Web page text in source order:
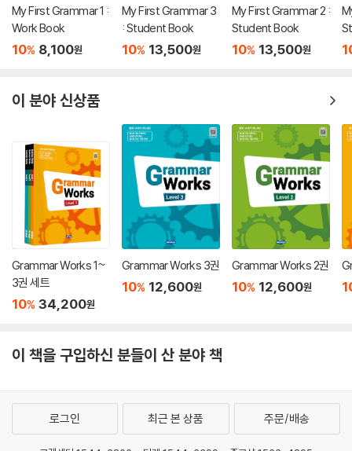
My First Grammar 1 :
Work Book
10% 8,100원
My First Grammar 3
: Student Book
10% 13,500원
My First Grammar 2 :
Student Book
10% 13,500원
이 분야 신상품
Grammar Works 1~
3권 세트
10% 34,200원
Grammar Works 3권
10% 12,600원
Grammar Works 2권
10% 12,600원
이 책을 구입하신 분들이 산 분야 책
로그인 최근 본 상품 주문/배송